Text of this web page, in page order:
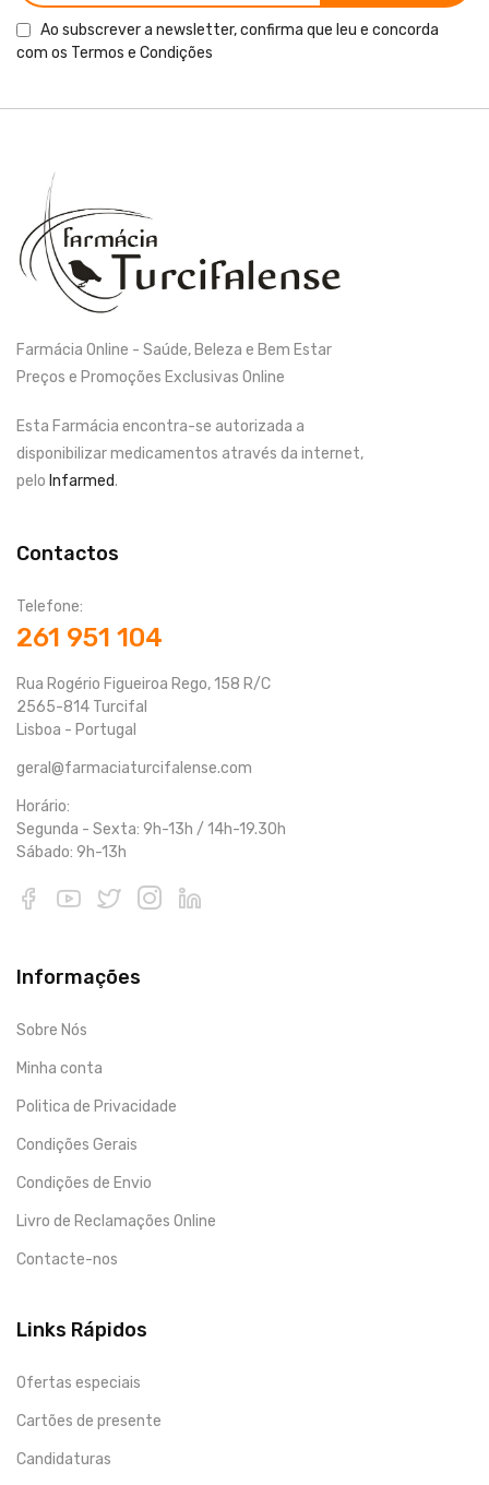
Ao subscrever a newsletter, confirma que leu e concorda
com os Termos e Condições
Farmácia Online - Saúde, Beleza e Bem Estar
Preços e Promoções Exclusivas Online
Esta Farmácia encontra-se autorizada a
disponibilizar medicamentos através da internet,
pelo Infarmed.
Contactos
Telefone:
261 951 104
Rua Rogério Figueiroa Rego, 158 R/C
2565-814 Turcifal
Lisboa - Portugal
geral@farmaciaturcifalense.com
Horário:
Segunda - Sexta: 9h-13h / 14h-19.30h
Sábado: 9h-13h
Informações
Sobre Nós
Minha conta
Politica de Privacidade
Condições Gerais
Condições de Envio
Livro de Reclamações Online
Contacte-nos
Links Rápidos
Ofertas especiais
Cartões de presente
Candidaturas